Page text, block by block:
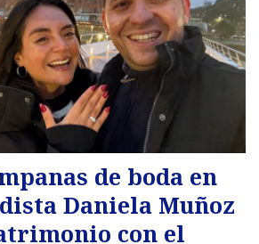
de boda en
Daniela Muñoz
con el